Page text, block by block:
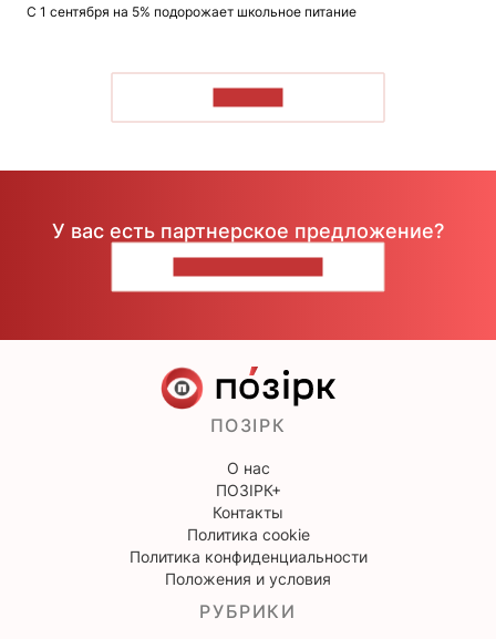
С 1 сентября на 5% подорожает школьное питание
У вас есть партнерское предложение?
ПОЗІРК
О нас
ПОЗІРК+
Контакты
Политика cookie
Политика конфиденциальности
Положения и условия
РУБРИКИ